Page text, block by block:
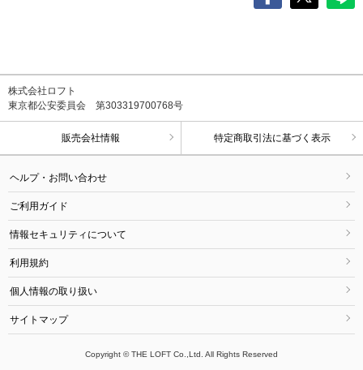
株式会社ロフト
東京都公安委員会 第303319700768号
販売会社情報 特定商取引法に基づく表示
ヘルプ・お問い合わせ
ご利用ガイド
情報セキュリティについて
利用規約
個人情報の取り扱い
サイトマップ
Copyright © THE LOFT Co.,Ltd. All Rights Reserved